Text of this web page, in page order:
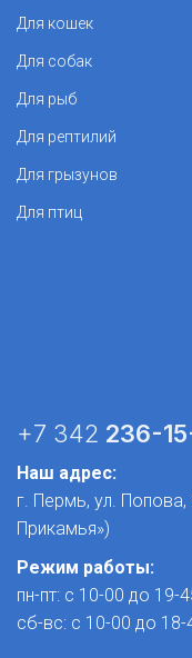
Для кошек
Для собак
Для рыб
Для рептилий
Для грызунов
Для птиц
+7 342 236-
Наш адрес:
г. Пермь, ул.
Прикамья»)
Режим работы:
пн-пт: с 10-00 до 19-
сб-вс: с 10-00 до 18-